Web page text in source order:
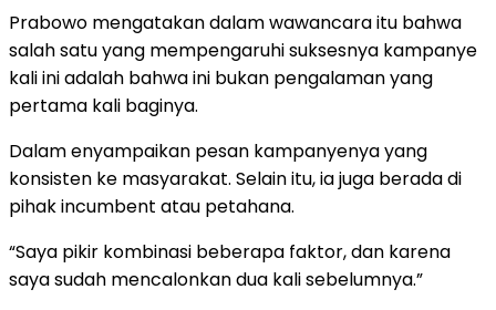
Prabowo mengatakan dalam wawancara itu bahwa
salah satu yang mempengaruhi suksesnya kampanye
kali ini adalah bahwa ini bukan pengalaman yang
pertama kali baginya.
Dalam enyampaikan pesan kampanyenya yang
konsisten ke masyarakat. Selain itu, ia juga berada di
pihak incumbent atau petahana.
“Saya pikir kombinasi beberapa faktor, dan karena
saya sudah mencalonkan dua kali sebelumnya.”